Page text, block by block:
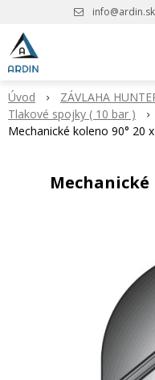
info@ardin.sk
Úvod ZÁVLAHA
Tlakové spojky ( 10 bar )
Mechanické koleno 90° 20
Mechanické